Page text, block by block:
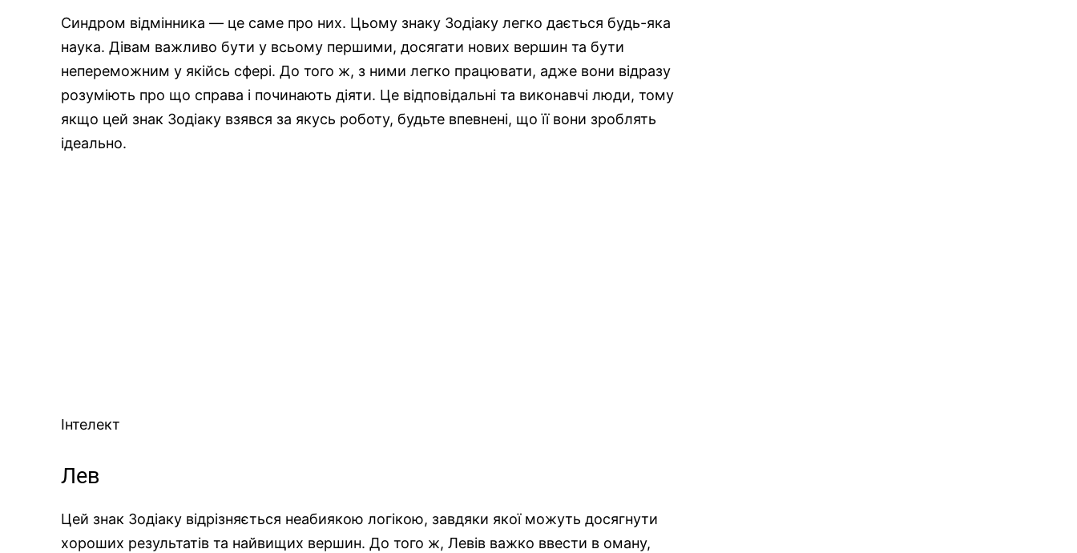
Синдром відмінника — це саме про них. Цьому знаку Зодіаку легко дається будь-яка
наука. Дівам важливо бути у всьому першими, досягати нових вершин та бути
непереможним у якійсь сфері. До того ж, з ними легко працювати, адже вони відразу
розуміють про що справа і починають діяти. Це відповідальні та виконавчі люди, тому
якщо цей знак Зодіаку взявся за якусь роботу, будьте впевнені, що її вони зроблять
ідеально.
Інтелект
Лев
Цей знак Зодіаку відрізняється неабиякою логікою, завдяки якої можуть досягнути
хороших результатів та найвищих вершин. До того ж, Левів важко ввести в оману,